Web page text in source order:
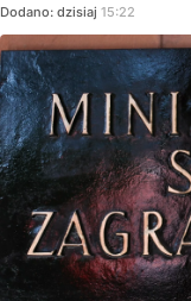
Dodano: dzisiaj 15:22